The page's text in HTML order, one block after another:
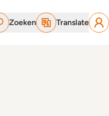
Zoeken Translate